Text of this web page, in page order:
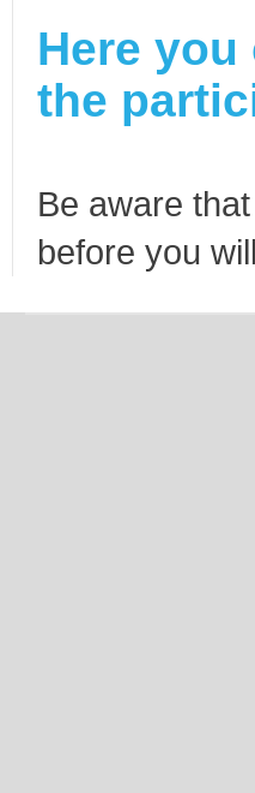
Here
the
Be aware
before you